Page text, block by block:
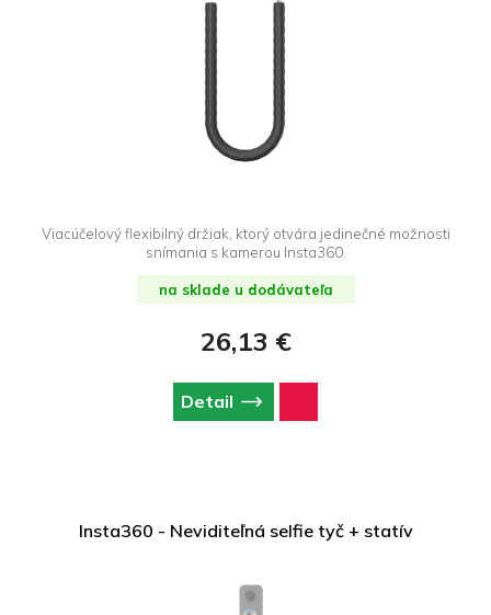
Viacúčelový flexibilný držiak, ktorý otvára jedinečné možnosti
snímania s kamerou Insta360.
na sklade u dodávateľa
26,13 €
Detail
Insta360 - Neviditeľná selfie tyč + statív